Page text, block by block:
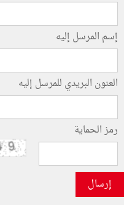
إسم المرسل إليه
العنون البريدي للمرسل إليه
رمز الحماية
إرسال